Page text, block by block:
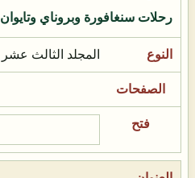
رحلات سنغافورة وبروناي وتايوان
المجلد الثالث عشر